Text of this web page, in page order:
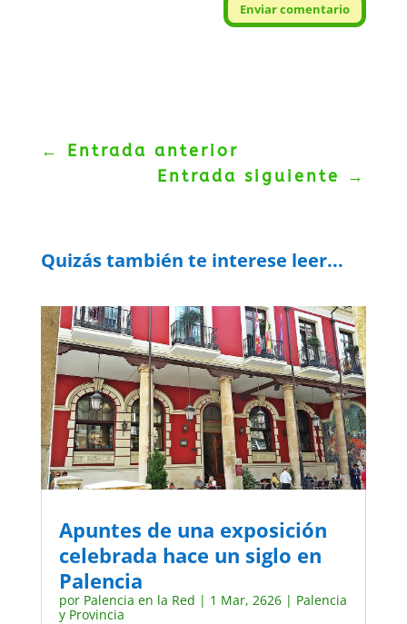
Enviar comentario
← Entrada anterior
Entrada siguiente
→
Quizás también te interese leer...
Apuntes de una exposición
celebrada hace un siglo en
Palencia
por Palencia en la Red | 1 Mar, 2626| Palencia
y Provincia